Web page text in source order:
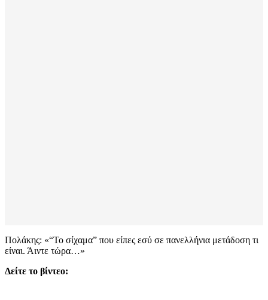
Πολάκης: «“Το σίχαμα” που είπες εσύ σε πανελλήνια μετάδοση τι
είναι. Άιντε τώρα…»
Δείτε το βίντεο: